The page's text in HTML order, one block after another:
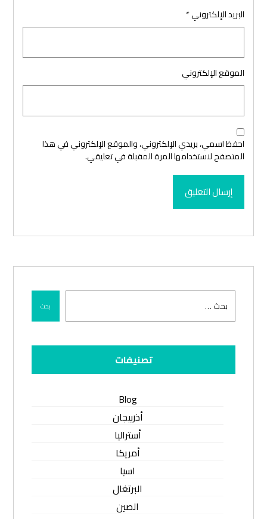
البريد الإلكتروني*
الموقع الإلكتروني
احفظ اسمي، بريدي الإلكتروني، والموقع الإلكتروني في هذا
المتصفح لاستخدامها المرة المقبلة في تعليقي.
إرسال التعليق
بحث
تصنيفات
Blog
أذربيجان
أستراليا
أمريكا
اسيا
البرتغال
الصين